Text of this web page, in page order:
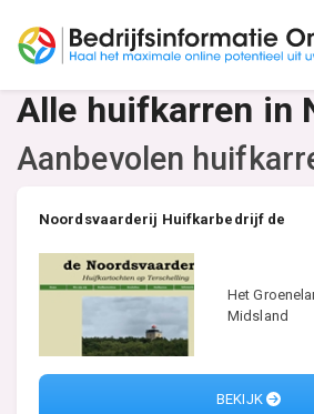
Alle huifkarren in
Aanbevolen
Noordsvaarderij Huifkarbedrijf de
Het
Midsland
BEKIJK